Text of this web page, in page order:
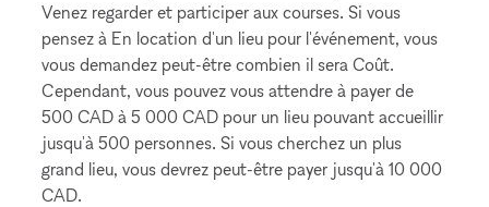
Venez regarder et participer aux courses. Si vous
pensez à En location d'un lieu pour l'événement, vous
vous demandez peut-être combien il sera Coût.
Cependant, vous pouvez vous attendre à payer de
500 CAD à 5 000 CAD pour un lieu pouvant accueillir
jusqu'à 500 personnes. Si vous cherchez un plus
grand lieu, vous devrez peut-être payer jusqu'à 10 000
CAD.